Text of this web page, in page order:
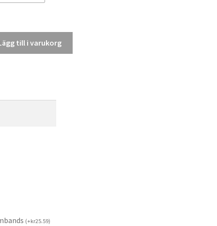
till i varukorg
(+kr25.59)